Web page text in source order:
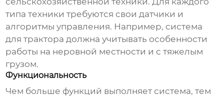
типа техники требуются свои датчики и
алгоритмы управления. Например, система
для трактора должна учитывать особенности
работы на неровной местности и с тяжелым
грузом.
Функциональность
Чем больше функций выполняет система, тем